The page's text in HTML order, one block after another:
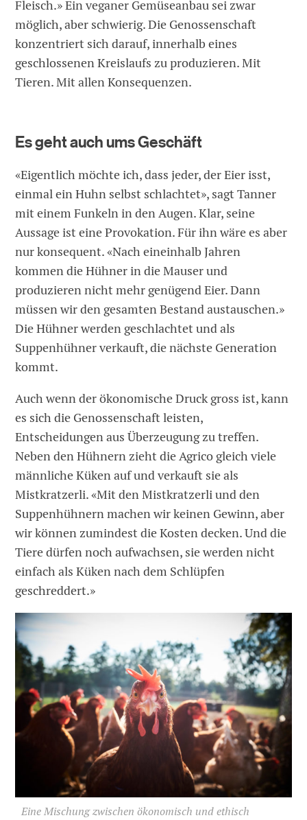
Fleisch.» Ein veganer Gemüseanbau sei zwar
möglich, aber schwierig. Die Genossenschaft
konzentriert sich darauf, innerhalb eines
geschlossenen Kreislaufs zu produzieren. Mit
Tieren. Mit allen Konsequenzen.
Es geht auch ums Geschäft
«Eigentlich möchte ich, dass jeder, der Eier isst,
einmal ein Huhn selbst schlachtet», sagt Tanner
mit einem Funkeln in den Augen. Klar, seine
Aussage ist eine Provokation. Für ihn wäre es aber
nur konsequent. «Nach eineinhalb Jahren
kommen die Hühner in die Mauser und
produzieren nicht mehr genügend Eier. Dann
müssen wir den gesamten Bestand austauschen.»
Die Hühner werden geschlachtet und als
Suppenhühner verkauft, die nächste Generation
kommt.
Auch wenn der ökonomische Druck gross ist, kann
es sich die Genossenschaft leisten,
Entscheidungen aus Überzeugung zu treffen.
Neben den Hühnern zieht die Agrico gleich viele
männliche Küken auf und verkauft sie als
Mistkratzerli. «Mit den Mistkratzerli und den
Suppenhühnern machen wir keinen Gewinn, aber
wir können zumindest die Kosten decken. Und die
Tiere dürfen noch aufwachsen, sie werden nicht
einfach als Küken nach dem Schlüpfen
geschreddert.»
Eine Mischung zwischen ökonomisch und ethisch